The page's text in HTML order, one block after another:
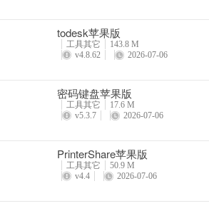
todesk苹果版
工具其它
143.8 M
v4.8.62
2026-07-06
密码键盘苹果版
工具其它
17.6 M
v5.3.7
2026-07-06
PrinterShare苹果版
工具其它
50.9 M
v4.4
2026-07-06